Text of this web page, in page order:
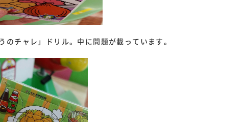
うのチャレ」ドリル。中に問題が載っています。